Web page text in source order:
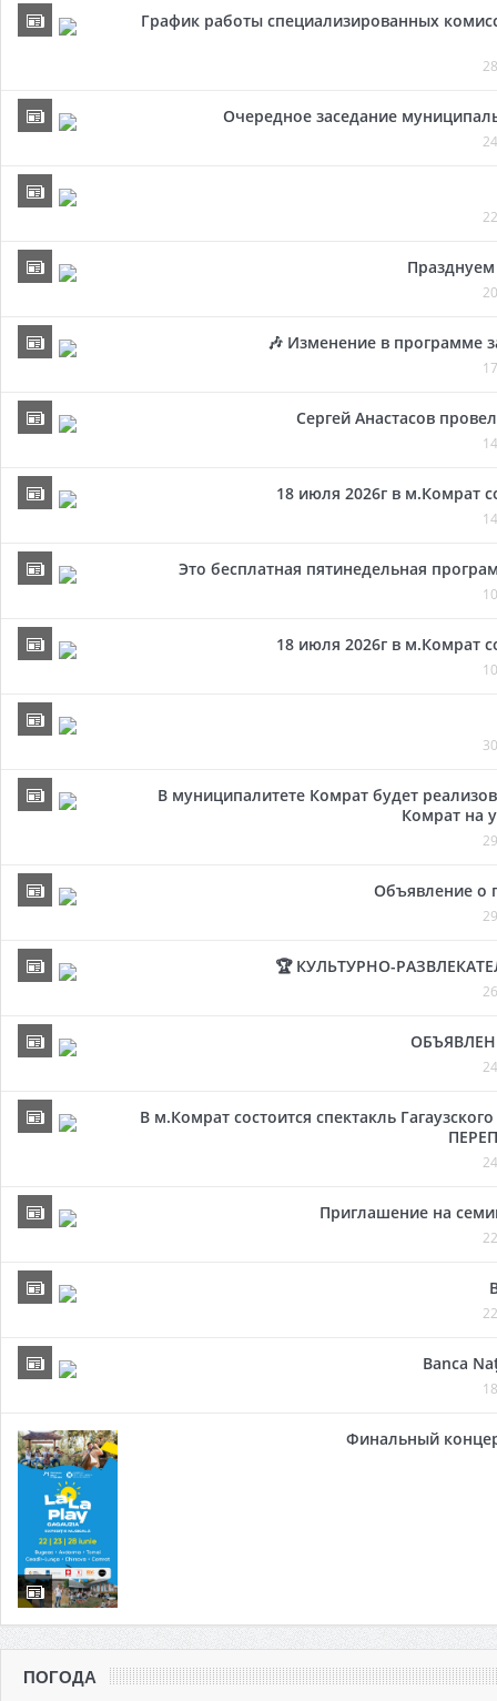
График работы специализированных
Очередное заседание
Празднуем
🎶 Изменение в программе
Сергей Анастасов
18 июля 2026г в м.Комрат
Это бесплатная пятинедельная
18 июля 2026г в м.Комрат
В муниципалитете Комрат будет
Комрат на
Объявление о
🏆 КУЛЬТУРНО-
В м.Комрат состоится спектакль
Приглашение на
Banca
Финальный
ПОГОДА